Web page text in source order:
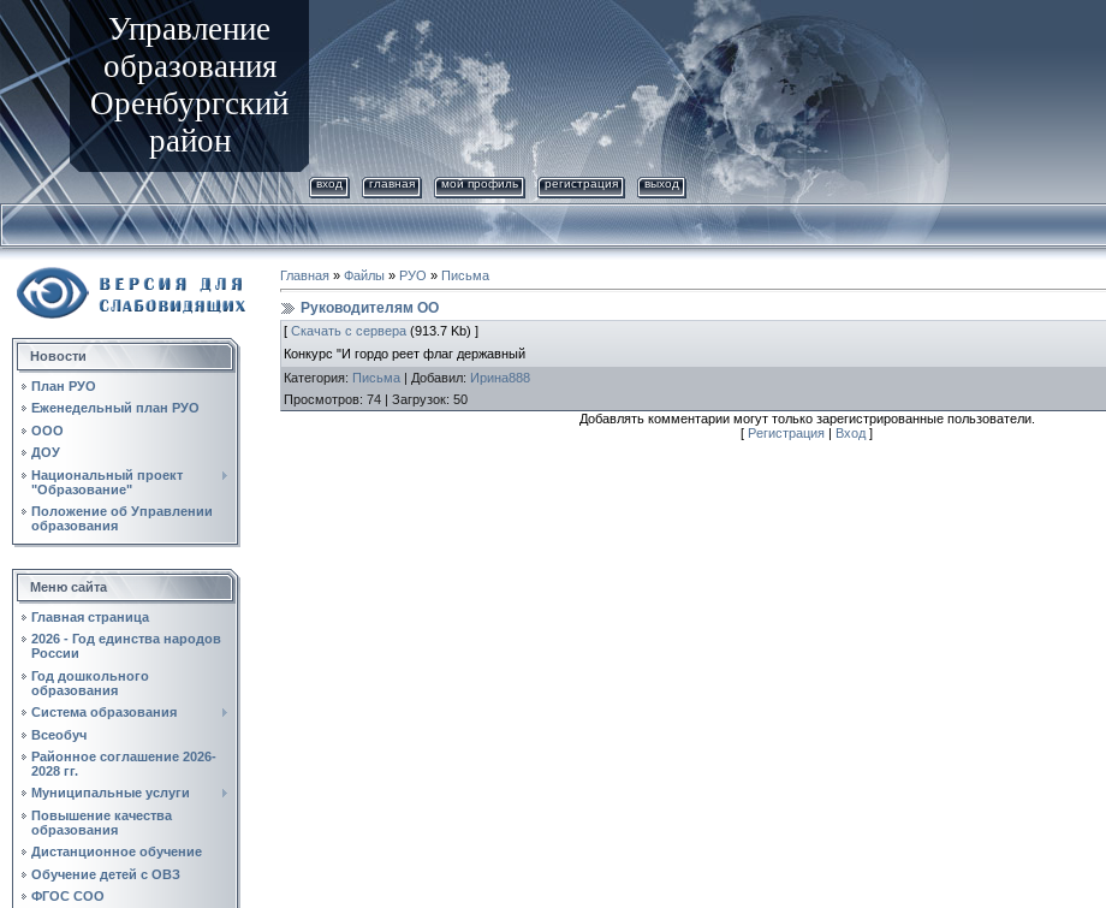
Управление
образования
Оренбургский
район
вход главная мой профиль регистрация выход
Новости
План РУО
Еженедельный план РУО
ООО
ДОУ
Национальный проект
"Образование"
Положение об Управлении
образования
Меню сайта
Главная страница
2026 - Год единства народов
России
Год дошкольного
образования
Система образования
Всеобуч
Районное соглашение 2026-
2028 гг.
Муниципальные услуги
Повышение качества
образования
Дистанционное обучение
Обучение детей с ОВЗ
ФГОС СОО
Главная » Файлы » РУО » Письма
Руководителям ОО
[ Скачать с сервера (913.7 Kb) ]
Конкурс "И гордо реет флаг державный
Категория: Письма | Добавил: Ирина888
Просмотров: 74 | Загрузок: 50
Добавлять комментарии могут только зарегистрированные пользователи.
[ Регистрация | Вход ]